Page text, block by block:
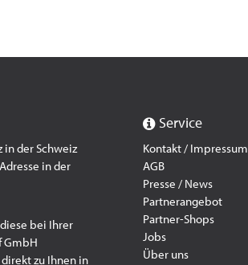
in der Schweiz
in der
bei Ihrer
GmbH
zu Ihnen in
Service
Kontakt / Impressum
AGB
Presse / News
Partnerangebot
Partner-Shops
Jobs
Über uns